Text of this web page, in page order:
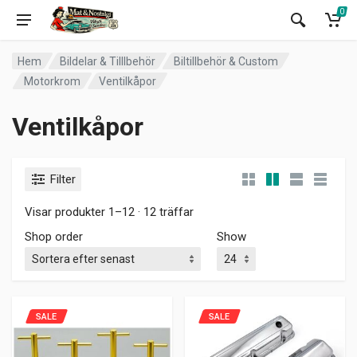
0
Hem Bildelar & Tilllbehör
Biltillbehör & Custom
Motorkrom
Ventilkåpor
Ventilkåpor
Filter
Visar produkter 1–12 · 12 träffar
Shop order
Show
SALE SALE